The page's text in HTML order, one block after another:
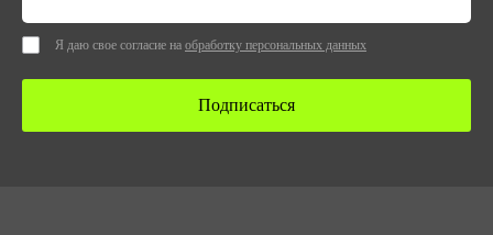
Я даю свое согласие на обработку персональных данных
Подписаться